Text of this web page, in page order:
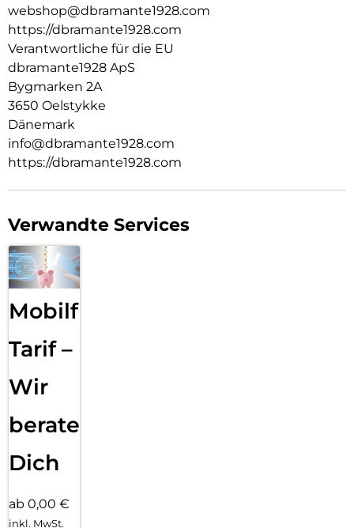
webshop@dbramante1928.com
https://dbramante1928.com
Verantwortliche für die EU
dbramante1928 ApS
Bygmarken 2A
3650 Oelstykke
Dänemark
info@dbramante1928.com
https://dbramante1928.com
Verwandte Services
Mobilfunk
Tarif –
Wir
beraten
Dich
ab 0,00 €
inkl. MwSt.